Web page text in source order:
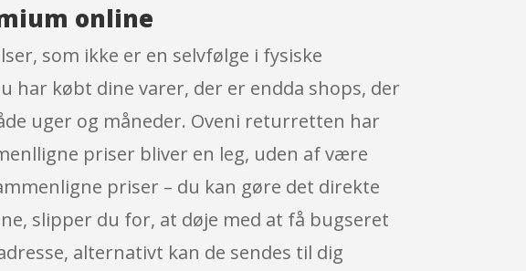
online
som ikke er en selvfølge i fysiske
har købt dine varer, der er endda shops, der
uger og måneder. Oveni returretten har
priser bliver en leg, uden af være
priser – du kan gøre det direkte
slipper du for, at døje med at få bugseret
alternativt kan de sendes til dig